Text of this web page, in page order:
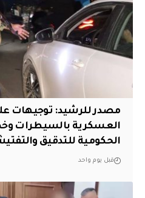
مصدر للرشيد: توجيهات
العسكرية بالسيطرات
الحكومية للتدقيق
قبل يوم واحد